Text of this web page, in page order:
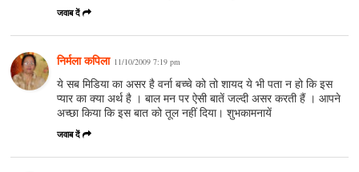
जवाब दें
निर्मला कपिला 11/10/2009 7:19 pm
ये सब मिडिया का असर है वर्ना बच्चे को तो शायद ये भी पता न हो कि इस
प्यार का क्या अर्थ है । बाल मन पर ऐसी बातें जल्दी असर करती हैं । आपने
अच्छा किया कि इस बात को तूल नहीं दिया। शुभकामनायें
जवाब दें